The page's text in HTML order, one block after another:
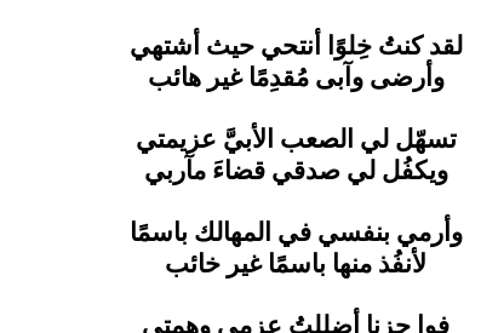
لقد كنتُ خِلوًا أنتحي حيث أشتهي
وأرضى وآبى مُقدِمًا غير هائب
تسهّل لي الصعب الأبيَّ عزيمتي
ويكفُل لي صدقي قضاءَ مآربي
وأرمي بنفسي في المهالك باسمًا
لأنفُذ منها باسمًا غير خائب
فوا حزنا أضللتُ عزمي وهمتي